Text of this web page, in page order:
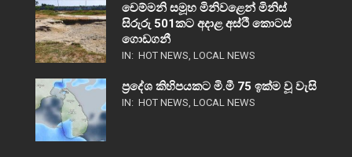
චෙම්මනි සමූහ මිනිවළෙන් මිනිස්
සිරුරු 501කට අදාළ අස්ථි කොටස්
ගොඩගනී
IN: HOT NEWS, LOCAL NEWS
ප්‍රදේශ කිහිපයකට මි.මී 75 ඉක්ම වූ වැසි
IN: HOT NEWS, LOCAL NEWS